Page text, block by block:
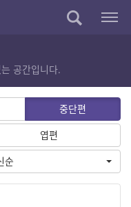
공간입니다.
중단편
엽편
순